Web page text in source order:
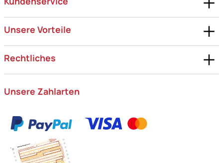
Unsere Vorteile
Rechtliches
Unsere Zahlarten